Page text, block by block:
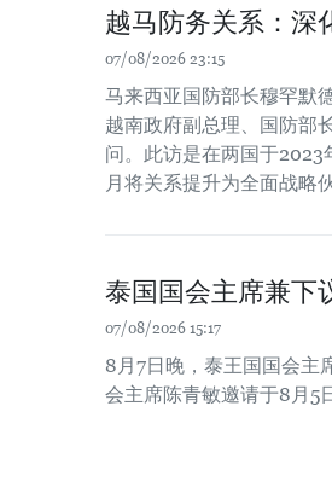
越马防务关系：深
07/08/2026 23:15
马来西亚国防部长穆罕默
越南政府副总理、国防部
问。此访是在两国于2023
月将关系提升为全面战略
泰国国会主席兼下
07/08/2026 15:17
8月7日晚，泰王国国会主
会主席陈青敏邀请于8月5